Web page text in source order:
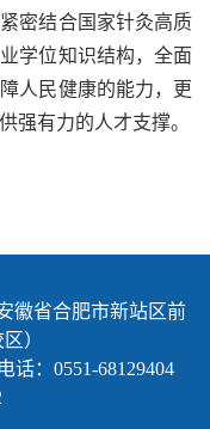
密结合国家针灸高质
学位知识结构，全面
人民健康的能力，更
强有力的人才支撑。
徽省合肥市新站区前
）
话：0551-68129404